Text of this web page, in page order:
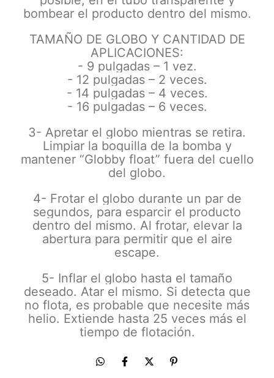
bombear el producto dentro del mismo.
TAMAÑO DE GLOBO Y CANTIDAD DE
APLICACIONES:
- 9 pulgadas – 1 vez.
- 12 pulgadas – 2 veces.
- 14 pulgadas – 4 veces.
- 16 pulgadas – 6 veces.
3- Apretar el globo mientras se retira.
Limpiar la boquilla de la bomba y
mantener “Globby float” fuera del cuello
del globo.
4- Frotar el globo durante un par de
segundos, para esparcir el producto
dentro del mismo. Al frotar, elevar la
abertura para permitir que el aire
escape.
5- Inflar el globo hasta el tamaño
deseado. Atar el mismo. Si detecta que
no flota, es probable que necesite más
helio. Extiende hasta 25 veces más el
tiempo de flotación.